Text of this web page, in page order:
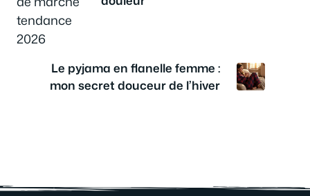
Le pyjama en flanelle femme :
mon secret douceur de l’hiver